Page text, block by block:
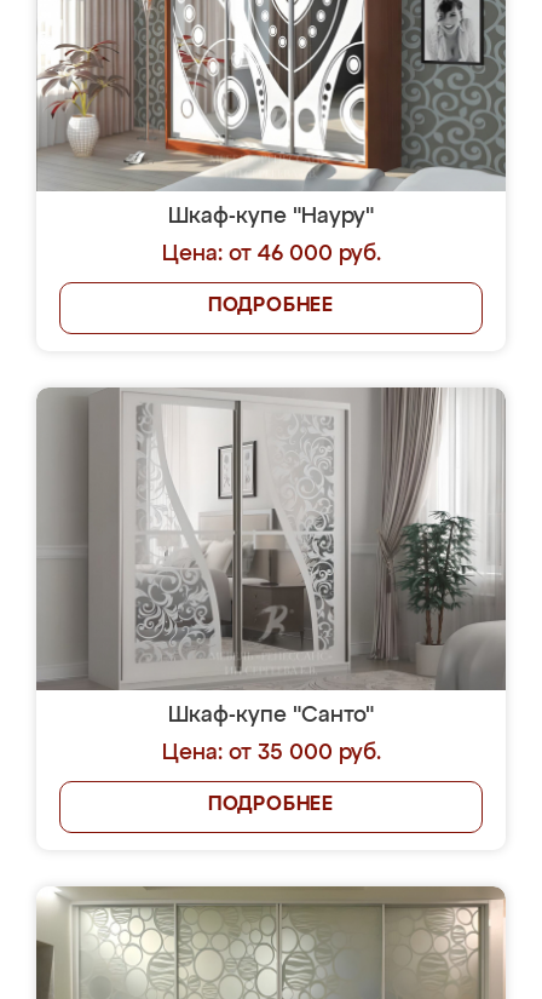
Шкаф-купе "Науру"
Цена: от 46 000 руб.
ПОДРОБНЕЕ
Шкаф-купе "Санто"
Цена: от 35 000 руб.
ПОДРОБНЕЕ